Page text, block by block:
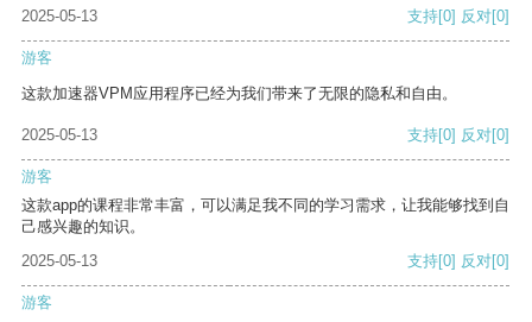
2025-05-13
支持[0] 反对[0]
游客
这款加速器VPM应用程序已经为我们带来了无限的隐私和自由。
2025-05-13 支持[0] 反对[0]
游客
这款app的课程非常丰富，可以满足我不同的学习需求，让我能够找到自
己感兴趣的知识。
2025-05-13
支持[0] 反对[0]
游客